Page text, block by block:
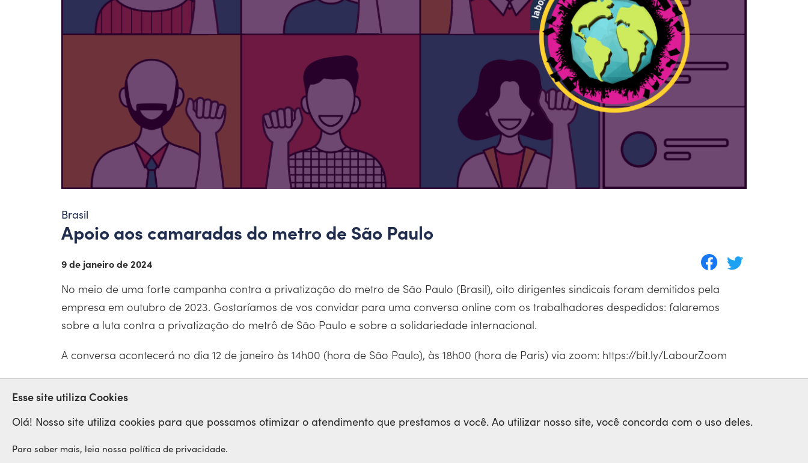
Brasil
Apoio aos camaradas do metro de São Paulo
9 de janeiro de 2024
No meio de uma forte campanha contra a privatização do metro de São Paulo (Brasil), oito dirigentes sindicais foram demitidos pela
empresa em outubro de 2023. Gostaríamos de vos convidar para uma conversa online com os trabalhadores despedidos: falaremos
sobre a luta contra a privatização do metrô de São Paulo e sobre a solidariedade internacional.
A conversa acontecerá no dia 12 de janeiro às 14h00 (hora de São Paulo), às 18h00 (hora de Paris) via zoom: https://bit.ly/LabourZoom
METRÔ
Rede Sindical Internacional
Esse site utiliza Cookies
Olá! Nosso site utiliza cookies para que possamos otimizar o atendimento que prestamos a você. Ao utilizar nosso site, você concorda com o uso deles.
Para saber mais, leia nossa política de privacidade.